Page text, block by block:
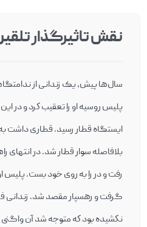
نقش تاثیرگذار
سال‌ها پيش، يک زندانی از
پليس روسيه او را تعقيب كرد و در
ايستگاه قطار رسيد. قطاری داشت به
بلافاصله سوار قطار شد. در انتهای
رفت و در را به روی خود بست. پليس
گرفت و رهسپار مقصد شد. زندانی
نكشيده بود كه متوجه شد آن واگنی